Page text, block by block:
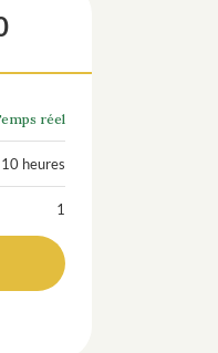
réel
10 heures
1